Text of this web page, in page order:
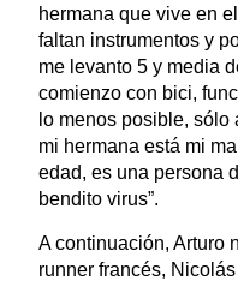
hermana que vive en
faltan instrumentos y
me levanto 5 y media
comienzo con bici,
lo menos posible, sólo
mi hermana está mi
edad, es una persona
bendito virus”.
A continuación, Arturo
runner francés,